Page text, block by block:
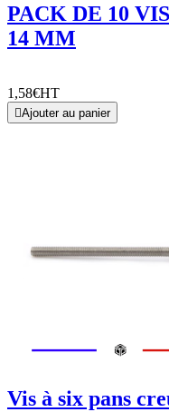
PACK DE 10
14 MM
1,58€HT
Ajouter au panier
Vis à six pans